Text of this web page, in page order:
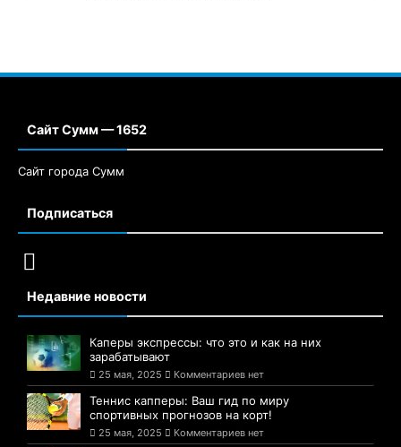
Сайт Сумм — 1652
Сайт города Сумм
Подписаться
Недавние новости
Каперы экспрессы: что это и как на них
зарабатывают
25 мая, 2025 Комментариев нет
Теннис капперы: Ваш гид по миру
спортивных прогнозов на корт!
25 мая, 2025 Комментариев нет